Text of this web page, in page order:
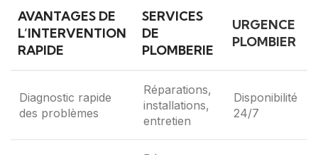
AVANTAGES DE
L’INTERVENTION
RAPIDE
SERVICES
DE
PLOMBERIE
URGENCE
PLOMBIER
Diagnostic rapide
des problèmes
Réparations,
installations,
entretien
Disponibilité
24/7